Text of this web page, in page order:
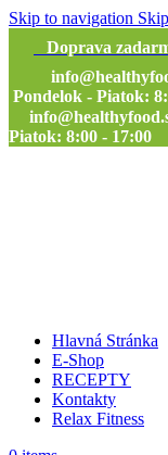
Skip to navigation
Doprava
Pondelok - Piatok:
Piatok: 8:00 - 17:00
Hlavná Stránka
E-Shop
RECEPTY
Kontakty
Relax Fitness